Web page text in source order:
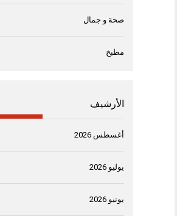
صحة و جمال
مطبخ
الأرشيف
أغسطس 2026
يوليو 2026
يونيو 2026